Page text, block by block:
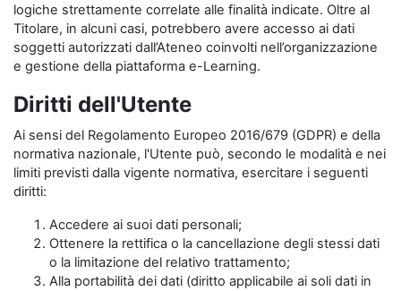
logiche strettamente correlate alle finalità indicate. Oltre al
Titolare, in alcuni casi, potrebbero avere accesso ai dati
soggetti autorizzati dall’Ateneo coinvolti nell’organizzazione
e gestione della piattaforma e-Learning.
Diritti dell'Utente
Ai sensi del Regolamento Europeo 2016/679 (GDPR) e della
normativa nazionale, l'Utente può, secondo le modalità e nei
limiti previsti dalla vigente normativa, esercitare i seguenti
diritti:
Accedere ai suoi dati personali;
Ottenere la rettifica o la cancellazione degli stessi dati
o la limitazione del relativo trattamento;
Alla portabilità dei dati (diritto applicabile ai soli dati in